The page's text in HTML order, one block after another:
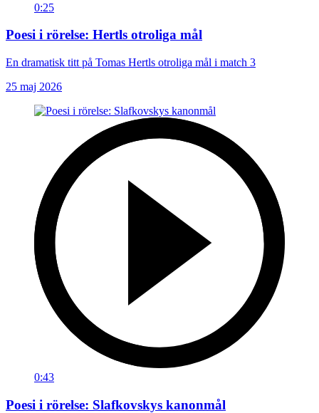
0:25
Poesi i rörelse: Hertls otroliga mål
En dramatisk titt på Tomas Hertls otroliga mål i match 3
25 maj 2026
0:43
Poesi i rörelse: Slafkovskys kanonmål